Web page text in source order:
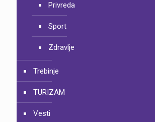
Privreda
Sport
Zdravlje
Trebinje
TURIZAM
Vesti